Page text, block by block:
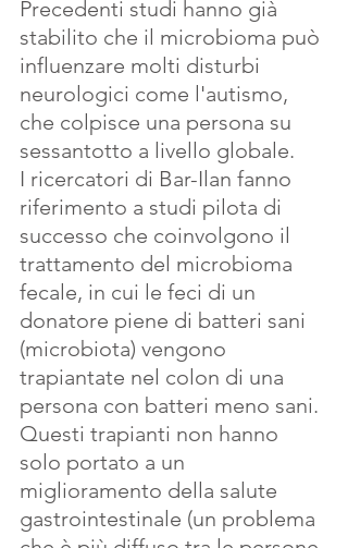
Precedenti studi hanno già
stabilito che il microbioma può
influenzare molti disturbi
neurologici come l'autismo,
che colpisce una persona su
sessantotto a livello globale.
I ricercatori di Bar-Ilan fanno
riferimento a studi pilota di
successo che coinvolgono il
trattamento del microbioma
fecale, in cui le feci di un
donatore piene di batteri sani
(microbiota) vengono
trapiantate nel colon di una
persona con batteri meno sani.
Questi trapianti non hanno
solo portato a un
miglioramento della salute
gastrointestinale (un problema